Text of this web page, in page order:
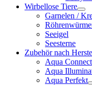
Wirbellose Tiere
Garnelen /
Seeigel
Seesterne
Zubehör nach
Aqua Connect
Aqua
Aqua Perfekt